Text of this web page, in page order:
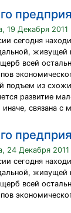
19 Декабря 2011
сегодня
живущей
всей
подъем из
развитие
иначе, связана с
24 Декабря 2011
сегодня
живущей
всей